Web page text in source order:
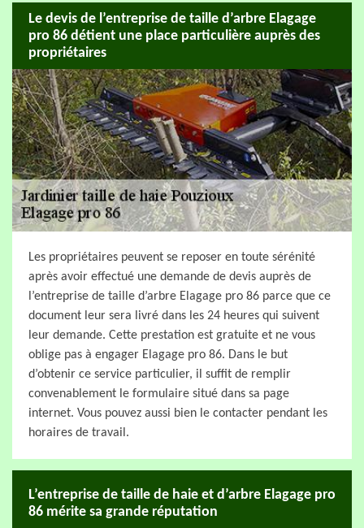
Le devis de l’entreprise de taille d’arbre Elagage
pro 86 détient une place particulière auprès des
propriétaires
Les propriétaires peuvent se reposer en toute sérénité
après avoir effectué une demande de devis auprès de
l’entreprise de taille d’arbre Elagage pro 86 parce que ce
document leur sera livré dans les 24 heures qui suivent
leur demande. Cette prestation est gratuite et ne vous
oblige pas à engager Elagage pro 86. Dans le but
d’obtenir ce service particulier, il suffit de remplir
convenablement le formulaire situé dans sa page
internet. Vous pouvez aussi bien le contacter pendant les
horaires de travail.
L’entreprise de taille de haie et d’arbre Elagage pro
86 mérite sa grande réputation